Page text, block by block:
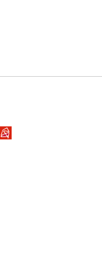
Kreativ-Haus